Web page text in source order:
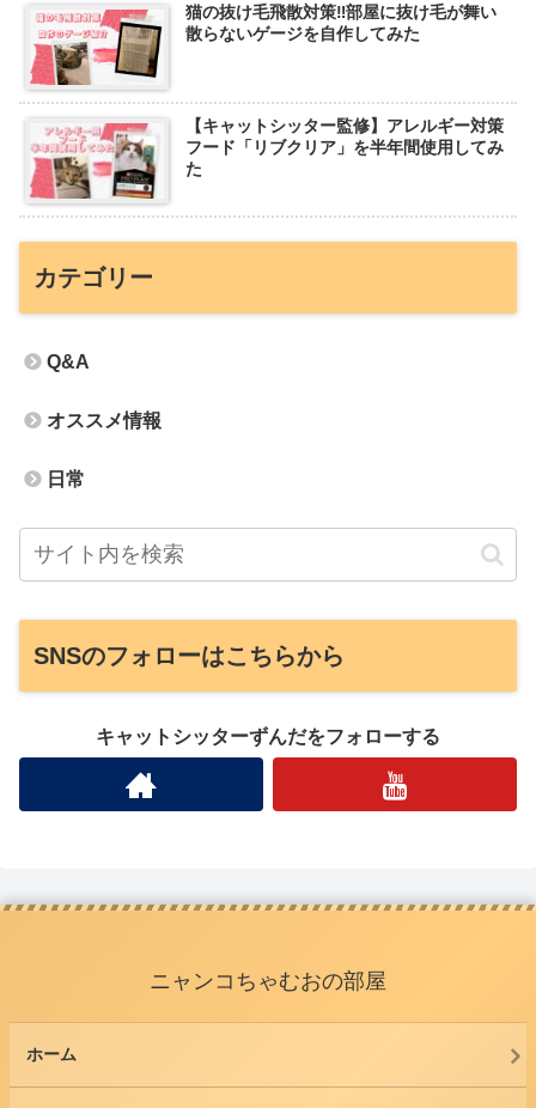
猫の抜け毛飛散対策‼︎部屋に抜け毛が舞い
散らないゲージを自作してみた
【キャットシッター監修】アレルギー対策
フード「リブクリア」を半年間使用してみ
た
カテゴリー
Q&A
オススメ情報
日常
SNSのフォローはこちらから
キャットシッターずんだをフォローする
ニャンコちゃむおの部屋
ホーム